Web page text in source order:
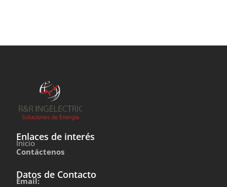
Enlaces de interés
Inicio
Contáctenos
Datos de Contacto
Email: